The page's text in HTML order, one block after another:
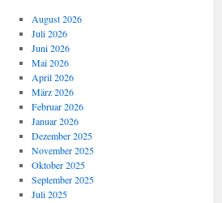
August 2026
Juli 2026
Juni 2026
Mai 2026
April 2026
März 2026
Februar 2026
Januar 2026
Dezember 2025
November 2025
Oktober 2025
September 2025
Juli 2025